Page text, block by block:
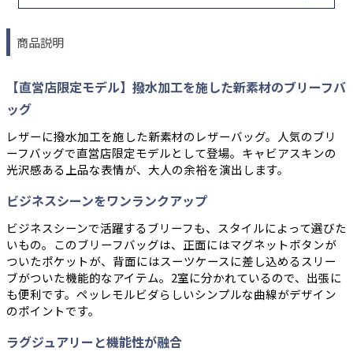
商品説明
【直営店限定モデル】撥水加工を施した新素材のブリーフバ
ッグ
レザーに撥水加工を施した新素材のレザーバッグ。人気のブリ
ーフバッグで直営店限定モデルとして登場。キャビアスキンの
光沢感ある上品な表情が、大人の余裕を演出します。
ビジネスシーンをワンランクアップ
ビジネスシーンで活躍するブリーフも、スタイルによって選びた
いもの。このブリーフバッグは、正面にはマグネットボタンが
ついたポケットが、背面にはスーツケースに差し込めるスリー
ブがついた機能的なアイテム。2室に分かれているので、出張に
も便利です。ペッレモルビダらしいシンプルな曲線がデザイン
のポイントです。
ラグジュアリーと機能性が融合